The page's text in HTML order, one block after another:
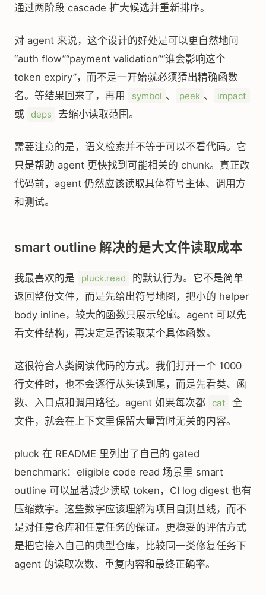
通过两阶段 cascade 扩大候选并重新排序。
对 agent 来说，这个设计的好处是可以更自然地问
“auth flow”“payment validation”“谁会影响这个
token expiry”，而不是一开始就必须猜出精确函数
名。等结果回来了，再用
symbol 、 peek 、 impact
或 deps 去缩小读取范围。
需要注意的是，语义检索并不等于可以不看代码。它
只是帮助 agent 更快找到可能相关的 chunk。真正改
代码前，agent 仍然应该读取具体符号主体、调用方
和测试。
smart outline 解决的是大文件读取成本
我最喜欢的是 pluck.read
的默认行为。它不是简单
返回整份文件，而是先给出符号地图，把小的 helper
body inline，较大的函数只展示轮廓。agent 可以先
看文件结构，再决定是否读取某个具体函数。
这很符合人类阅读代码的方式。我们打开一个 1000
行文件时，也不会逐行从头读到尾，而是先看类、函
数、入口点和调用路径。agent 如果每次都
cat
全
文件，就会在上下文里保留大量暂时无关的内容。
pluck 在 README 里列出了自己的 gated
benchmark：eligible code read 场景里 smart
outline 可以显著减少读取 token，CI log digest 也有
压缩数字。这些数字应该理解为项目自测基线，而不
是对任意仓库和任意任务的保证。更稳妥的评估方式
是把它接入自己的典型仓库，比较同一类修复任务下
agent 的读取次数、重复内容和最终正确率。